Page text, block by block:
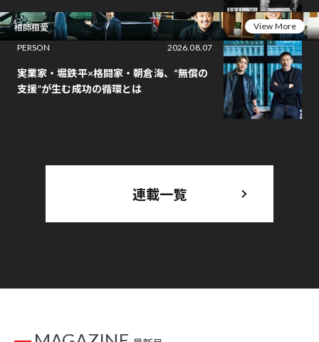
相師相愛
View More
PERSON
2026.08.07
実業家・堀鉄平×格闘家・朝倉海、“無償の
支援”が生む成功の循環とは
連載一覧